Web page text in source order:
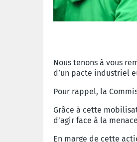
Nous tenons à vous
d’un pacte industriel
Pour rappel, la
Grâce à cette
d’agir face à la
En marge de cette